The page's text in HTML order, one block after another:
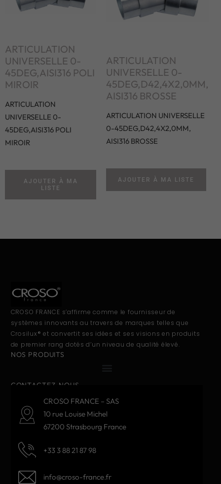
ARTICULATION
UNIVERSELLE 0-
45DEG,AISI316 POLI
MIROIR
ARTICULATION
UNIVERSELLE 0-
45DEG,AISI316 POLI
MIROIR
AJOUTER À MA
LISTE
ARTICULATION
UNIVERSELLE 0-
45DEG,D42,4X2,0MM,
AISI316 BROSSE
ARTICULATION UNIVERSELLE
0-45DEG,D42,4X2,0MM,
AISI316 BROSSE
AJOUTER À MA LISTE
CROSO FRANCE s’affirme comme le fournisseur de
systèmes innovants au travers de marques telles que
Crosilux® et convertit ses idées et ses visions en produits
de premier rang dotés d’un niveau de qualité élevé.
NOS PRODUITS
CONTACTEZ-NOUS
CROSO FRANCE – SAS
10 rue Louise Michel
67200 Strasbourg France
+33 3 88 21 87 98
info@croso-france.fr